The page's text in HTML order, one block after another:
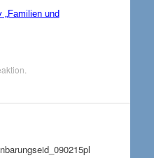
„Familien und